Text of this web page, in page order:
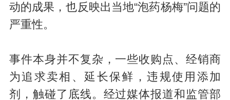
动的成果，也反映出当地“泡药杨梅”问题的
严重性。
事件本身并不复杂，一些收购点、经销商
为追求卖相、延长保鲜，违规使用添加
剂，触碰了底线。经过媒体报道和监管部